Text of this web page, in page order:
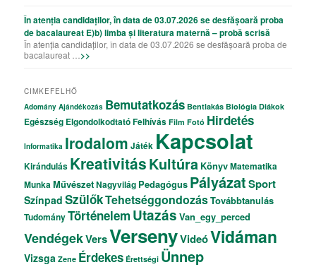
În atenția candidaților, în data de 03.07.2026 se desfășoară proba
de bacalaureat E)b) limba și literatura maternă – probă scrisă
În atenția candidaților, în data de 03.07.2026 se desfășoară proba de
bacalaureat … >>
CIMKEFELHŐ
Adomány Ajándékozás Bemutatkozás Bentlakás Biológia Diákok
Egészség ElgondolkodtatóFelhívás Film Fotó Hirdetés
Informatika Irodalom Játék Kapcsolat
Kirándulás KreativitásKultúra KönyvMatematika
MunkaMűvészetNagyvilág Pedagógus PályázatSport
Színpad SzülőkTehetséggondozásTovábbtanulás
TudományTörténelem Utazás Van_egy_perced
VendégekVersVersenyVideóVidáman
Vizsga Zene Érdekes Érettségi Ünnep